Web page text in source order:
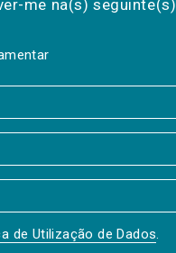
me na(s) seguinte(s)
de Utilização de Dados.